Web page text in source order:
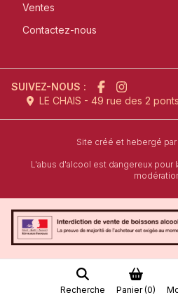
Recherche Panier (0)
Ventes
Contactez-nous
SUIVEZ-NOUS :
LE CHAIS - 49 rue des 2
Site créé et hebergé par
L'abus d'alcool est dangereux pour